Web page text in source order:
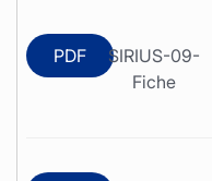
PDF
SIRIUS-09-
Fiche